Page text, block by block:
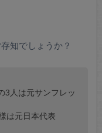
知でしょうか？
3人は元サンフレッ
は元日本代表